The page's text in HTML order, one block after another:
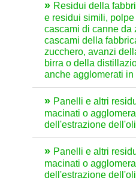
Residui della
e residui simili,
cascami di canne da
cascami della
zucchero, avanzi
birra o della
anche agglomerati
Panelli e altri
macinati o
dell'estrazione
Panelli e altri
macinati o
dell'estrazione